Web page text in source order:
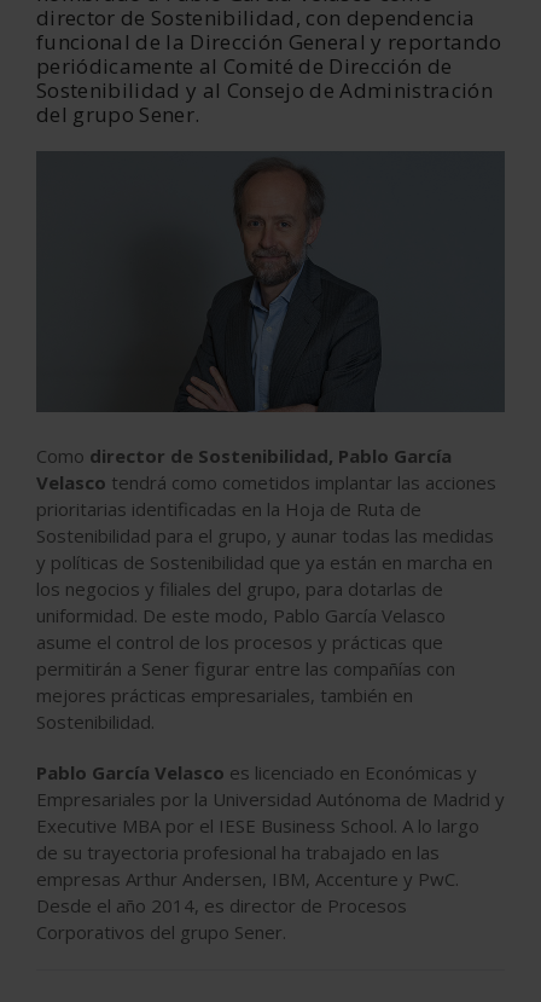
director de Sostenibilidad, con dependencia
funcional de la Dirección General y reportando
periódicamente al Comité de Dirección de
Sostenibilidad y al Consejo de Administración
del grupo Sener.
Como director de Sostenibilidad, Pablo García
Velasco tendrá como cometidos implantar las acciones
prioritarias identificadas en la Hoja de Ruta de
Sostenibilidad para el grupo, y aunar todas las medidas
y políticas de Sostenibilidad que ya están en marcha en
los negocios y filiales del grupo, para dotarlas de
uniformidad. De este modo, Pablo García Velasco
asume el control de los procesos y prácticas que
permitirán a Sener figurar entre las compañías con
mejores prácticas empresariales, también en
Sostenibilidad.
Pablo García Velasco es licenciado en Económicas y
Empresariales por la Universidad Autónoma de Madrid y
Executive MBA por el IESE Business School. A lo largo
de su trayectoria profesional ha trabajado en las
empresas Arthur Andersen, IBM, Accenture y PwC.
Desde el año 2014, es director de Procesos
Corporativos del grupo Sener.